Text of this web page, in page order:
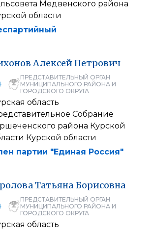
Медвенского района
области
АлексейПетрович
ПРЕДСТАВИТЕЛЬНЫЙ ОРГАН
МУНИЦИПАЛЬНОГО РАЙОНА И
ГОРОДСКОГО ОКРУГА
область
Собрание
района Курской
Курской области
партии "Единая Россия"
Татьяна Борисовна
ПРЕДСТАВИТЕЛЬНЫЙ ОРГАН
МУНИЦИПАЛЬНОГО РАЙОНА И
ГОРОДСКОГО ОКРУГА
область